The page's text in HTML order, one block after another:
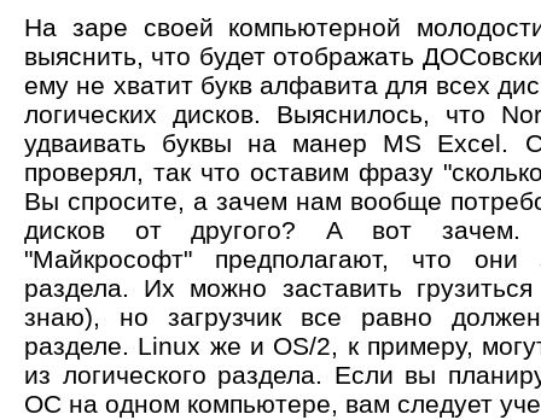
На заре своей компьютерной
выяснить, что будет отображать
ему не хватит букв алфавита для всех
логических дисков. Выяснилось, что
удваивать буквы на манер MS Excel.
проверял, так что оставим фразу
Вы спросите, а зачем нам вообще
дисков от другого? А вот зачем.
"Майкрософт" предполагают, что они
раздела. Их можно заставить
знаю), но загрузчик все равно
разделе. Linux же и OS/2, к примеру,
из логического раздела. Если вы
ОС на одном компьютере, вам следует